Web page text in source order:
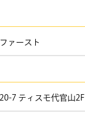
ァースト
7 ティスモ代官山2F